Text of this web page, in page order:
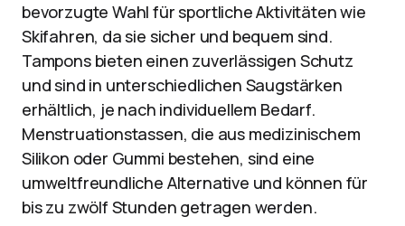
bevorzugte Wahl für sportliche Aktivitäten wie
Skifahren, da sie sicher und bequem sind.
Tampons bieten einen zuverlässigen Schutz
und sind in unterschiedlichen Saugstärken
erhältlich, je nach individuellem Bedarf.
Menstruationstassen, die aus medizinischem
Silikon oder Gummi bestehen, sind eine
umweltfreundliche Alternative und können für
bis zu zwölf Stunden getragen werden.